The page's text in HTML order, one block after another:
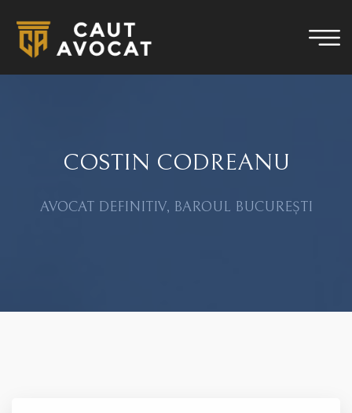
COSTIN CODREANU
AVOCAT DEFINITIV, BAROUL BUCUREȘTI